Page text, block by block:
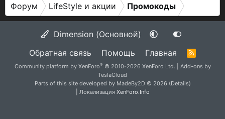
Форум LifeStyle и акции Промокоды
Dimension (Основной)
Обратная связь
Помощь Главная
S
Community platform by XenForo® © 2010-2026 XenForo Ltd.
Add-ons by
TeslaCloud
Parts of this site developed by MadeBy2D © 2026 (Details)
| Локализация XenForo.Info